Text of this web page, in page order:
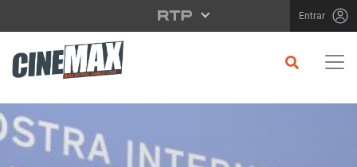
Saltar para o conteúdo principal Entrar